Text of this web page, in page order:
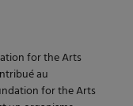
for the Arts
au
for the Arts